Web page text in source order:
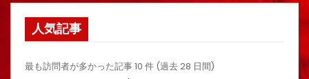
人気記事
最も訪問者が多かった記事 10 件 (過去 28 日間)